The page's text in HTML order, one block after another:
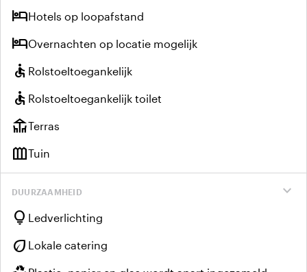
hotelHotels op loopafstand
hotelOvernachten op locatie mogelijk
accessible Rolstoeltoegankelijk
accessible Rolstoeltoegankelijk toilet
deckTerras
outdoor_gardenTuin
expand_more
DUURZAAMHEID
lightbulb Ledverlichting
eco Lokale catering